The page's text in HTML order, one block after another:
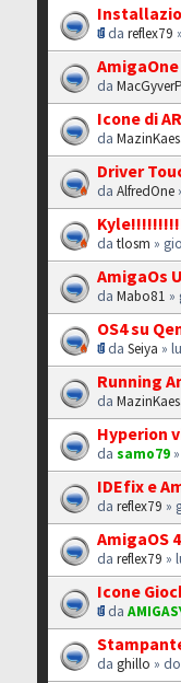
dareflex79
da
Icone di
da
Driver
daAlfredOne
datlosm »
AmigaOs
daMabo81 »
OS4 su
daSeiya »
Running
da
Hyperion
dasamo79
IDEfix e
dareflex79 »
AmigaOS
dareflex79 »
Icone
da
daghillo »